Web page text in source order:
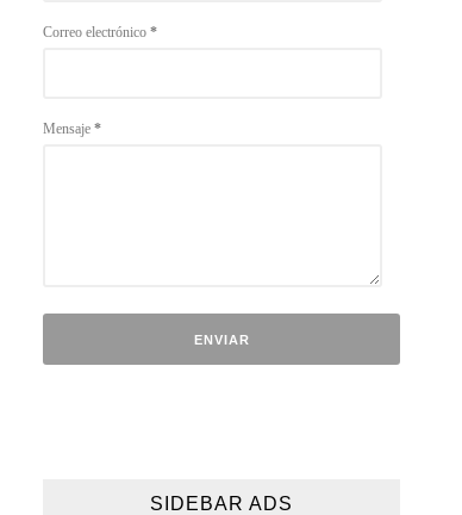
Correo electrónico *
Mensaje *
SIDEBAR ADS